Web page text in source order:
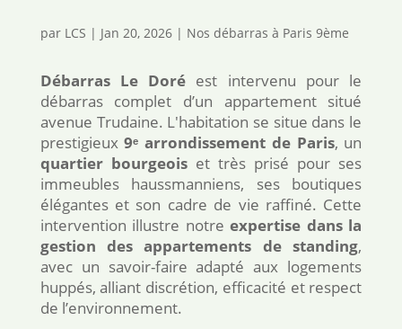
par LCS | Jan 20, 2026| Nos débarras à Paris 9ème
Débarras Le Doré est intervenu pour le
débarras complet d’un appartement situé
avenue Trudaine. L'habitation se situe dans le
prestigieux9ᵉ arrondissement de Paris, un
quartier bourgeoiset très prisé pour ses
immeubles haussmanniens, ses boutiques
élégantes et son cadre de vie raffiné. Cette
intervention illustre notreexpertise dans la
gestion des appartements de standing,
avec un savoir-faire adapté aux logements
huppés, alliant discrétion, efficacité et respect
de l’environnement.